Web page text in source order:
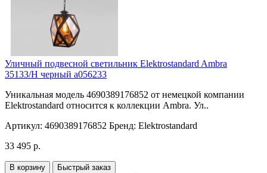
Уличный подвесной светильник Elektrostandard Ambra
35133/H черный a056233
Уникальная модель 4690389176852 от немецкой компании
Elektrostandard относится к коллекции Ambra. Ул..
Артикул: 4690389176852 Бренд: Elektrostandard
33 495 р.
В корзину Быстрый заказ